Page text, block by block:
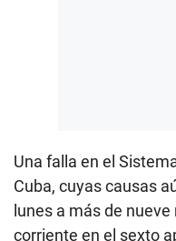
Una falla en el
Cuba, cuyas causas
lunes a más de
corriente en el sexto